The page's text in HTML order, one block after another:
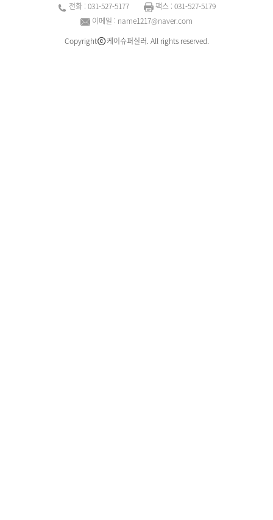
전화 : 031-527-5177
팩스 : 031-527-5179
이메일 : name1217@naver.com
Copyright
케이슈퍼실러. All rights reserved.